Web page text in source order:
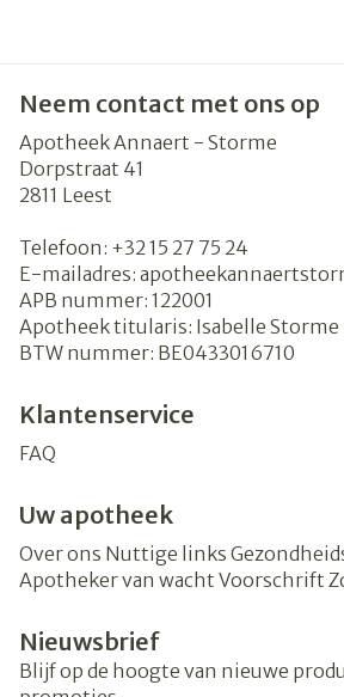
Neem contact met ons op
Apotheek Annaert - Storme
Dorpstraat 41
2811 Leest
Telefoon: +32 15 27 75 24
E-mailadres:
APB nummer: 122001
Apotheek titularis: Isabelle Storme
BTW nummer: BE0433016710
Klantenservice
FAQ
Uw apotheek
Over ons Nuttige links
Apotheker van wacht Voorschrift
Nieuwsbrief
Blijf op de hoogte van nieuwe